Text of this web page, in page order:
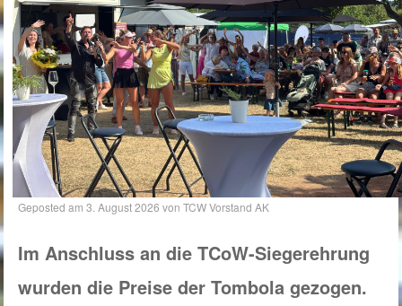
Geposted am3. August 2026 vonTCW Vorstand AK
Im Anschluss an die TCoW-Siegerehrung
wurden die Preise der Tombola gezogen.